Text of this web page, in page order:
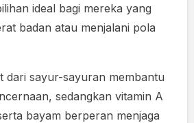
ideal bagi mereka yang
badan atau menjalani pola
dari sayur-sayuran membantu
sedangkan vitamin A
bayam berperan menjaga